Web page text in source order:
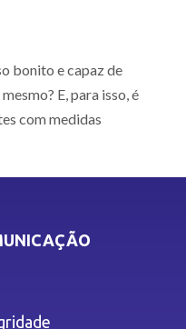
bonito e capaz de
E, para isso, é
com medidas